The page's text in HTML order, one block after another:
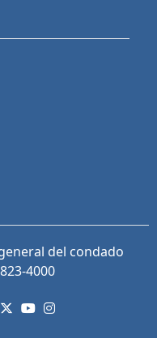
del condado
4000
Enlaces a
X (Twitter)
YouTube
Instagram